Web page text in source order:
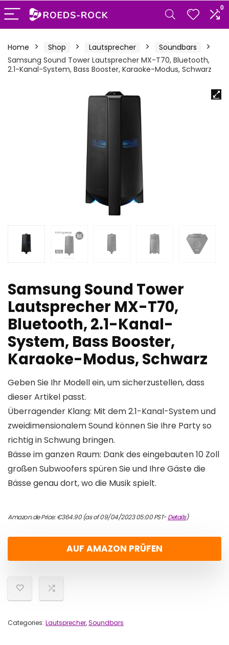
0
Home Shop Lautsprecher
Soundbars
Samsung Sound Tower Lautsprecher MX-T70, Bluetooth,
2.1-Kanal-System, Bass Booster, Karaoke-Modus, Schwarz
Samsung Sound Tower
Lautsprecher MX-T70,
Bluetooth, 2.1-Kanal-
System, Bass Booster,
Karaoke-Modus, Schwarz
Geben Sie Ihr Modell ein, um sicherzustellen, dass
dieser Artikel passt.
Überragender Klang: Mit dem 2.1-Kanal-System und
zweidimensionalem Sound können Sie Ihre Party so
richtig in Schwung bringen.
Bässe im ganzen Raum: Dank des eingebauten 10 Zoll
großen Subwoofers spüren Sie und Ihre Gäste die
Bässe genau dort, wo die Musik spielt.
Amazon.de Price:€364.90(as of 09/04/2023 05:00 PST-Details)
AUF AMAZON PRÜFEN
Categories: Lautsprecher,Soundbars